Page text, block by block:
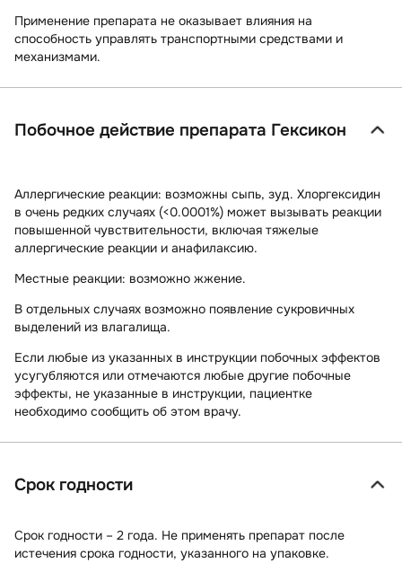
Применение препарата не оказывает влияния на
способность управлять транспортными средствами и
механизмами.
Побочное действие препарата Гексикон
Аллергические реакции: возможны сыпь, зуд. Хлоргексидин
в очень редких случаях (<0.0001%) может вызывать реакции
повышенной чувствительности, включая тяжелые
аллергические реакции и анафилаксию.
Местные реакции: возможно жжение.
В отдельных случаях возможно появление сукровичных
выделений из влагалища.
Если любые из указанных в инструкции побочных эффектов
усугубляются или отмечаются любые другие побочные
эффекты, не указанные в инструкции, пациентке
необходимо сообщить об этом врачу.
Срок годности
Срок годности – 2 года. Не применять препарат после
истечения срока годности, указанного на упаковке.